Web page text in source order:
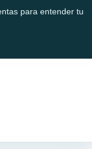
para entender tu